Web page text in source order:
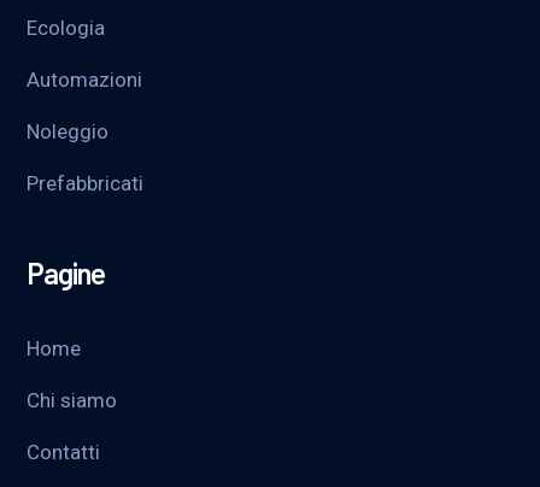
Ecologia
Automazioni
Noleggio
Prefabbricati
Pagine
Home
Chi siamo
Contatti